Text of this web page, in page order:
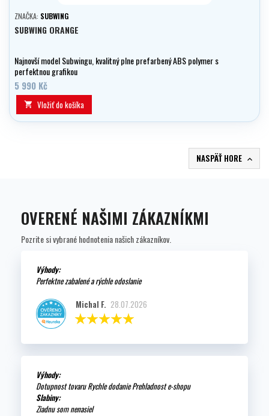
ZNAČKA: SUBWING
SUBWING ORANGE
Najnovší model Subwingu, kvalitný plne prefarbený ABS polymer s
perfektnou grafikou
5 990 Kč
 Vložiť do košíka
NASPÄŤ HORE 
OVERENÉ NAŠIMI ZÁKAZNÍKMI
Pozrite si vybrané hodnotenia našich zákazníkov.
Výhody:
Perfektne zabalené a rýchle odoslanie
Michal F. 28.07.2026
Výhody:
Dotupnost tovaru Rychle dodanie Prehladnost e-shopu
Slabiny:
Ziadnu som nenasiel